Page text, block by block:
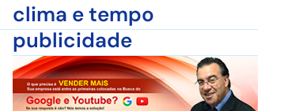
clima e tempo
publicidade